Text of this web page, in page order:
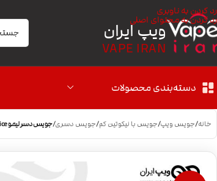
رد کردن به ناوبری
رد کردن به محتوای اصلی
ویپ ایران
VAPE IRAN
دسته‌بندی محصولات
خانه/جویس ویپ/جویس با نیکوتین کم/جویس دسری/جویس دسر لیمو PodSalt Lemon Slice